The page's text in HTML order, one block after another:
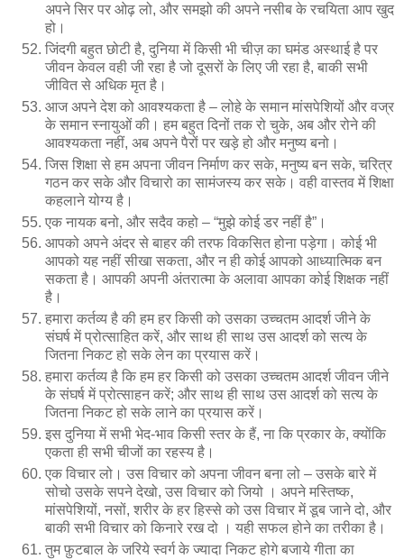
अपने सिर पर ओढ़ लो, और समझो की अपने नसीब के रचयिता आप खुद
हो।
जिंदगी बहुत छोटी है, दुनिया में किसी भी चीज़ का घमंड अस्थाई है पर
जीवन केवल वही जी रहा है जो दूसरों के लिए जी रहा है, बाकी सभी
जीवित से अधिक मृत है।
आज अपने देश को आवश्यकता है – लोहे के समान मांसपेशियों और वज्र
के समान स्नायुओं की। हम बहुत दिनों तक रो चुके, अब और रोने की
आवश्यकता नहीं, अब अपने पैरों पर खड़े हो और मनुष्य बनो।
जिस शिक्षा से हम अपना जीवन निर्माण कर सके, मनुष्य बन सके, चरित्र
गठन कर सके और विचारो का सामंजस्य कर सके। वही वास्तव में शिक्षा
कहलाने योग्य है।
एक नायक बनो, और सदैव कहो – “मुझे कोई डर नहीं है”।
आपको अपने अंदर से बाहर की तरफ विकसित होना पड़ेगा। कोई भी
आपको यह नहीं सीखा सकता, और न ही कोई आपको आध्यात्मिक बन
सकता है। आपकी अपनी अंतरात्मा के अलावा आपका कोई शिक्षक नहीं
है।
हमारा कर्तव्य है की हम हर किसी को उसका उच्चतम आदर्श जीने के
संघर्ष में प्रोत्साहित करें, और साथ ही साथ उस आदर्श को सत्य के
जितना निकट हो सके लेन का प्रयास करें।
हमारा कर्तव्य है कि हम हर किसी को उसका उच्चतम आदर्श जीवन जीने
के संघर्ष में प्रोत्साहन करें; और साथ ही साथ उस आदर्श को सत्य के
जितना निकट हो सके लाने का प्रयास करें।
इस दुनिया में सभी भेद-भाव किसी स्तर के हैं, ना कि प्रकार के, क्योंकि
एकता ही सभी चीजों का रहस्य है।
एक विचार लो। उस विचार को अपना जीवन बना लो – उसके बारे में
सोचो उसके सपने देखो, उस विचार को जियो । अपने मस्तिष्क,
मांसपेशियों, नसों, शरीर के हर हिस्से को उस विचार में डूब जाने दो, और
बाकी सभी विचार को किनारे रख दो । यही सफल होने का तरीका है।
तुम फ़ुटबाल के जरिये स्वर्ग के ज्यादा निकट होगे बजाये गीता का